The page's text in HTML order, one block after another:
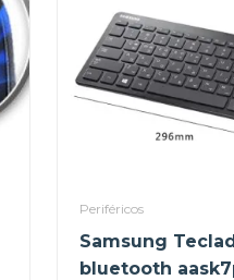
Periféricos
Samsung
bluetooth